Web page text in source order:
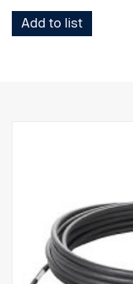
Add to list